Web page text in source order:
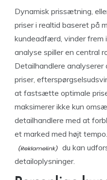
Dynamisk prissætning,
priser i realtid baseret på
kundeadfærd, vinder frem
analyse spiller en central
Detailhandlere
priser,
at fastsætte optimale
maksimerer ikke kun
detailhandlere med at
et marked med højt tempo.
du kan
detailoplysninger.